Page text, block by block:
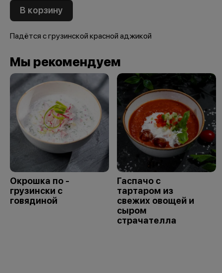
В корзину
Падётся с грузинской красной аджикой
Мы рекомендуем
Окрошка по -
грузински с
говядиной
Гаспачо с
тартаром из
свежих овощей и
сыром
страчателла